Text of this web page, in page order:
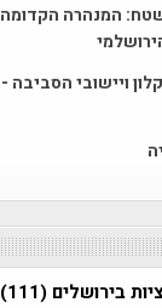
המנהרה הקדומה
ויישובי הסביבה -
בירושלים (111)